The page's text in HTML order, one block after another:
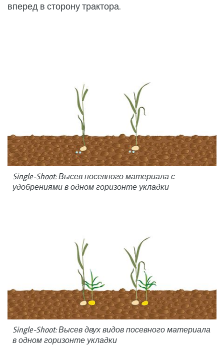
вперед в сторону трактора.
Single-Shoot: Высев посевного материала с
удобрениями в одном горизонте укладки
Single-Shoot: Высев двух видов посевного материала
в одном горизонте укладки